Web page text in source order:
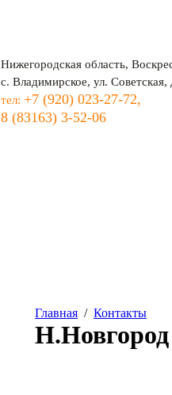
Нижегородская область,
с. Владимирское, ул.
тел: +7 (920) 023-27-72,
8 (83163) 3-52-06
Главная / Контакты